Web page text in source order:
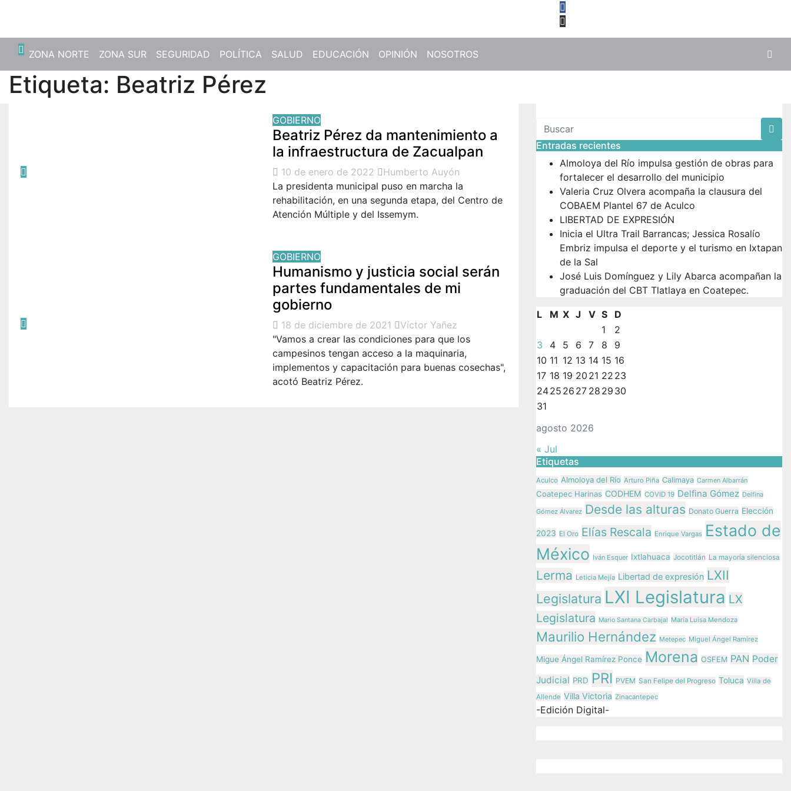
ZONA NORTE ZONA SUR SEGURIDAD POLÍTICA SALUD EDUCACIÓN OPINIÓN NOSOTROS
Etiqueta: Beatriz Pérez
GOBIERNO
Beatriz Pérez da mantenimiento a
la infraestructura de Zacualpan
10 de enero de 2022
Humberto Auyón
La presidenta municipal puso en marcha la
rehabilitación, en una segunda etapa, del Centro de
Atención Múltiple y del Issemym.
GOBIERNO
Humanismo y justicia social serán
partes fundamentales de mi
gobierno
18 de diciembre de 2021
Víctor Yañez
"Vamos a crear las condiciones para que los
campesinos tengan acceso a la maquinaria,
implementos y capacitación para buenas cosechas",
acotó Beatriz Pérez.
Entradas recientes
Almoloya del Río impulsa gestión de obras para
fortalecer el desarrollo del municipio
Valeria Cruz Olvera acompaña la clausura del
COBAEM Plantel 67 de Aculco
LIBERTAD DE EXPRESIÓN
Inicia el Ultra Trail Barrancas; Jessica Rosalío
Embriz impulsa el deporte y el turismo en Ixtapan
de la Sal
José Luis Domínguez y Lily Abarca acompañan la
graduación del CBT Tlatlaya en Coatepec.
agosto 2026
L M X J V S
D
1
2
3
4 5 6 7 8
9
10 11 12 13 14 15 16
17 18 19 20 21 22 23
2425 26 27 28 29 30
31
« Jul
Etiquetas
Aculco Almoloya del Río Arturo Piña Calimaya Carmen Albarrán
Coatepec Harinas CODHEM COVID 19 Delfina Gómez Delfina
Gómez Álvarez Desde las alturas Donato Guerra Elección
2023 El Oro Elías Rescala Enrique Vargas Estado de
México Iván Esquer Ixtlahuaca Jocotitlán La mayoría silenciosa
Lerma Leticia Mejía Libertad de expresión LXII
Legislatura LXI Legislatura LX
Legislatura Mario Santana Carbajal María Luisa Mendoza
Maurilio Hernández Metepec Miguel Ángel Ramírez
Migue Ángel Ramírez Ponce Morena OSFEM PAN Poder
Judicial PRD PRI PVEM San Felipe del Progreso Toluca Villa de
Allende Villa Victoria Zinacantepec
-Edición Digital-